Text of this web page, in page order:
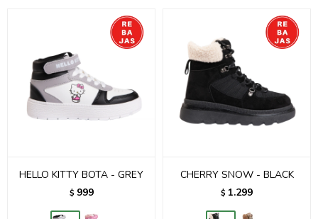
HELLO KITTY BOTA - GREY
$ 999
CHERRY SNOW - BLACK
$ 1.299